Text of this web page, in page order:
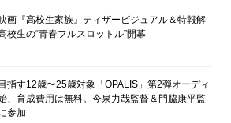
画『高校生家族』ティザービジュアル＆特報解
生の“青春フルスロットル”開幕
指す12歳〜25歳対象「OPALIS」第2弾オーディ
、育成費用は無料。今泉力哉監督＆門脇康平監
参加